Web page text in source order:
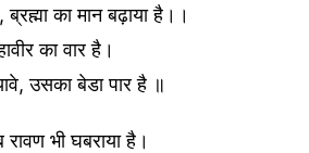
का मान बढ़ाया है।।
का वार है।
उसका बेडा पार है ॥
भी घबराया है।